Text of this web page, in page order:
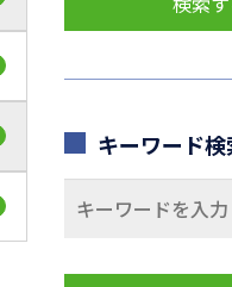
キーワード検